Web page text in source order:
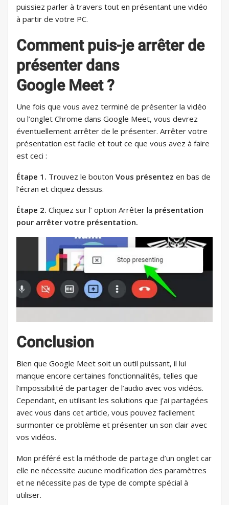
puissiez parler à travers tout en présentant une vidéo
à partir de votre PC.
Comment puis-je arrêter de
présenter dans
Google Meet ?
Une fois que vous avez terminé de présenter la vidéo
ou l’onglet Chrome dans Google Meet, vous devrez
éventuellement arrêter de le présenter. Arrêter votre
présentation est facile et tout ce que vous avez à faire
est ceci :
Étape 1. Trouvez le bouton Vous présentez en bas de
l’écran et cliquez dessus.
Étape 2. Cliquez sur l’ option Arrêter la présentation
pour arrêter votre présentation.
Conclusion
Bien que Google Meet soit un outil puissant, il lui
manque encore certaines fonctionnalités, telles que
l’impossibilité de partager de l’audio avec vos vidéos.
Cependant, en utilisant les solutions que j’ai partagées
avec vous dans cet article, vous pouvez facilement
surmonter ce problème et présenter un son clair avec
vos vidéos.
Mon préféré est la méthode de partage d’un onglet car
elle ne nécessite aucune modification des paramètres
et ne nécessite pas de type de compte spécial à
utiliser.